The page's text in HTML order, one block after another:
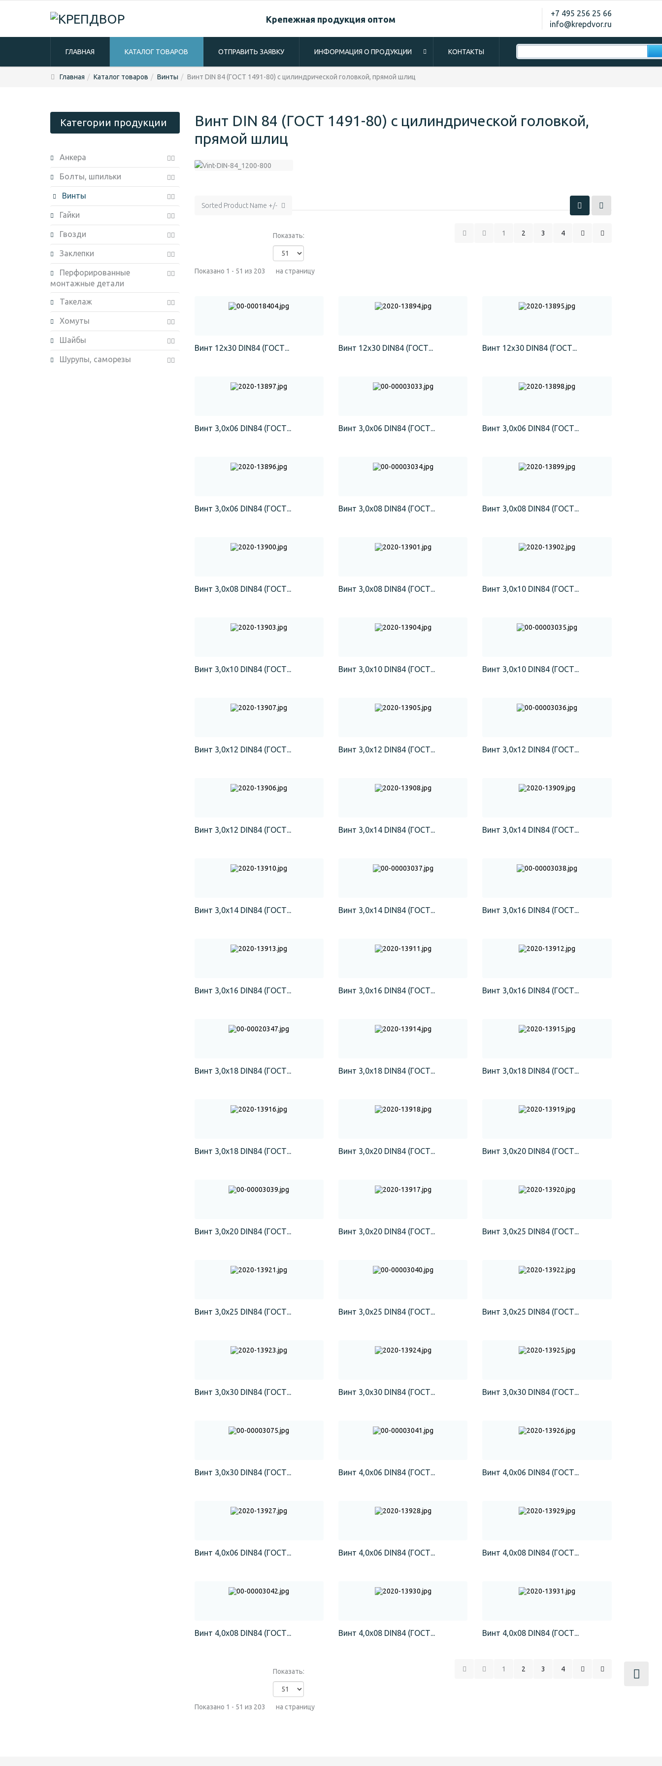
Крепежная продукция оптом
+7 495 256 25 66
info@krepdvor.ru
ГЛАВНАЯ КАТАЛОГ ТОВАРОВ ОТПРАВИТЬ ЗАЯВКУ ИНФОРМАЦИЯ О ПРОДУКЦИИ КОНТАКТЫ
Главная Каталог товаров Винты Винт DIN 84 (ГОСТ 1491-80) с цилиндрической головкой, прямой шлиц
Винт DIN 84 (ГОСТ 1491-80) с цилиндрической головкой,
прямой шлиц
Sorted Product Name +/-
Показано 1 - 51 из 203
Показать:
на страницу
1 2 3 4
Винт 12х30 DIN84 (ГОСТ... Винт 12х30 DIN84 (ГОСТ... Винт 12х30 DIN84 (ГОСТ...
Винт 3,0х06 DIN84 (ГОСТ... Винт 3,0х06 DIN84 (ГОСТ... Винт 3,0х06 DIN84 (ГОСТ...
Винт 3,0х06 DIN84 (ГОСТ... Винт 3,0х08 DIN84 (ГОСТ... Винт 3,0х08 DIN84 (ГОСТ...
Винт 3,0х08 DIN84 (ГОСТ... Винт 3,0х08 DIN84 (ГОСТ... Винт 3,0х10 DIN84 (ГОСТ...
Винт 3,0х10 DIN84 (ГОСТ... Винт 3,0х10 DIN84 (ГОСТ... Винт 3,0х10 DIN84 (ГОСТ...
Винт 3,0х12 DIN84 (ГОСТ... Винт 3,0х12 DIN84 (ГОСТ... Винт 3,0х12 DIN84 (ГОСТ...
Винт 3,0х12 DIN84 (ГОСТ... Винт 3,0х14 DIN84 (ГОСТ... Винт 3,0х14 DIN84 (ГОСТ...
Винт 3,0х14 DIN84 (ГОСТ... Винт 3,0х14 DIN84 (ГОСТ... Винт 3,0х16 DIN84 (ГОСТ...
Винт 3,0х16 DIN84 (ГОСТ... Винт 3,0х16 DIN84 (ГОСТ... Винт 3,0х16 DIN84 (ГОСТ...
Винт 3,0х18 DIN84 (ГОСТ... Винт 3,0х18 DIN84 (ГОСТ... Винт 3,0х18 DIN84 (ГОСТ...
Винт 3,0х18 DIN84 (ГОСТ... Винт 3,0х20 DIN84 (ГОСТ... Винт 3,0х20 DIN84 (ГОСТ...
Винт 3,0х20 DIN84 (ГОСТ... Винт 3,0х20 DIN84 (ГОСТ... Винт 3,0х25 DIN84 (ГОСТ...
Винт 3,0х25 DIN84 (ГОСТ... Винт 3,0х25 DIN84 (ГОСТ... Винт 3,0х25 DIN84 (ГОСТ...
Винт 3,0х30 DIN84 (ГОСТ... Винт 3,0х30 DIN84 (ГОСТ... Винт 3,0х30 DIN84 (ГОСТ...
Винт 3,0х30 DIN84 (ГОСТ... Винт 4,0х06 DIN84 (ГОСТ... Винт 4,0х06 DIN84 (ГОСТ...
Винт 4,0х06 DIN84 (ГОСТ... Винт 4,0х06 DIN84 (ГОСТ... Винт 4,0х08 DIN84 (ГОСТ...
Винт 4,0х08 DIN84 (ГОСТ... Винт 4,0х08 DIN84 (ГОСТ... Винт 4,0х08 DIN84 (ГОСТ...
Показано 1 - 51 из 203
Показать:
на страницу
1 2 3 4
Категории продукции
Анкера
Болты, шпильки
Винты
Гайки
Гвозди
Заклепки
Перфорированные
монтажные детали
Такелаж
Хомуты
Шайбы
Шурупы, саморезы